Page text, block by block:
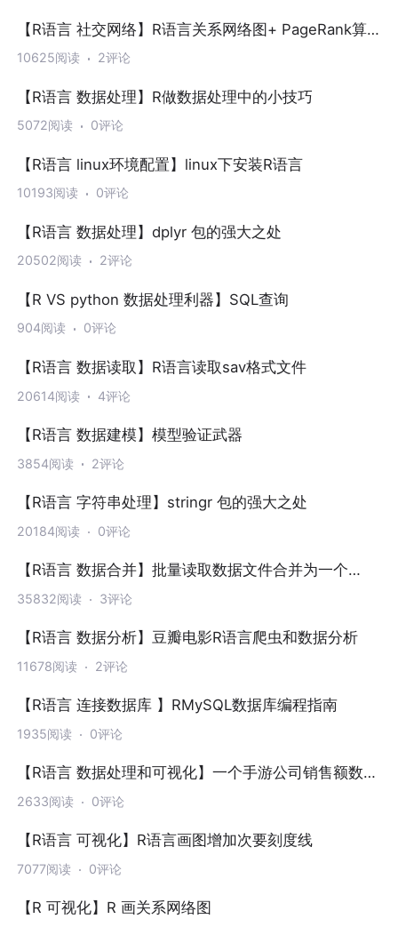
【R语言 社交网络】R语言关系网络图+ PageRank算
法实现
10625阅读 2评论
【R语言 数据处理】R做数据处理中的小技巧
5072阅读 0评论
【R语言 linux环境配置】linux下安装R语言
10193阅读 0评论
【R语言 数据处理】dplyr 包的强大之处
20502阅读 2评论
【R VS python 数据处理利器】SQL查询
904阅读 0评论
【R语言 数据读取】R语言读取sav格式文件
20614阅读 4评论
【R语言 数据建模】模型验证武器
3854阅读 2评论
【R语言 字符串处理】stringr 包的强大之处
20184阅读 0评论
【R语言 数据合并】批量读取数据文件合并为一个
excel表格
35832阅读 3评论
【R语言 数据分析】豆瓣电影R语言爬虫和数据分析
11678阅读 2评论
【R语言 连接数据库 】RMySQL数据库编程指南
1935阅读 0评论
【R语言 数据处理和可视化】一个手游公司销售额数据
分析
2633阅读 0评论
【R语言 可视化】R语言画图增加次要刻度线
7077阅读 0评论
【R 可视化】R 画关系网络图